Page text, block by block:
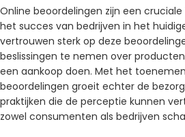
Online beoordelingen zijn een
het succes van bedrijven in het
vertrouwen sterk op deze
beslissingen te nemen over
een aankoop doen. Met het
beoordelingen groeit echter de
praktijken die de perceptie kunnen
zowel consumenten als bedrijven